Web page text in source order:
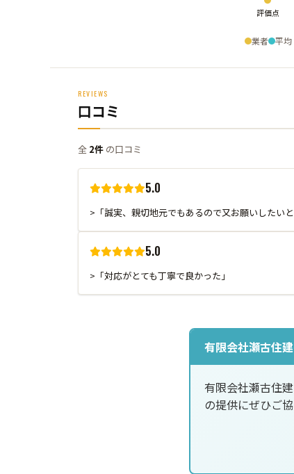
業者 平均
REVIEWS
口コミ
全 2件 の口コミ
5.0
>「誠実、親切地元でもあるので又お願いしたいと
5.0
>「対応がとても丁寧で良かった」
有限会社瀬古住
有限会社瀬古住
の提供にぜひご